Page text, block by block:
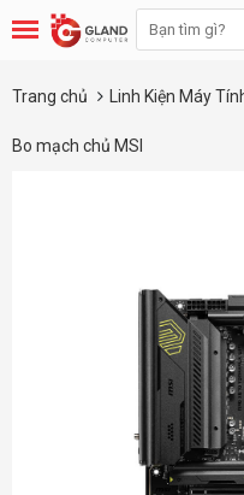
Trang chủ Linh Kiện Máy
Bo mạch chủ MSI